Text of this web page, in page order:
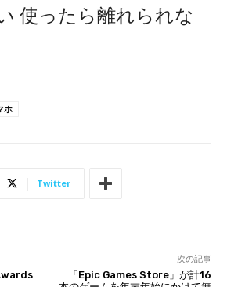
使ったら離れられな
ホ
Twitter
次の記事
「Epic Games Store」が計16